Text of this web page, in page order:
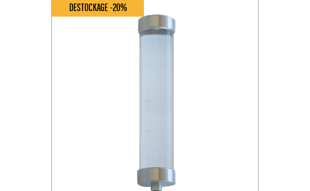
DESTOCKAGE -20%